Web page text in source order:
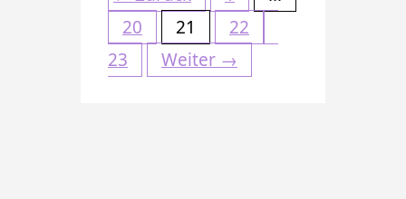
Seite
20 Seite
21 Seite
22
23
Weiter →